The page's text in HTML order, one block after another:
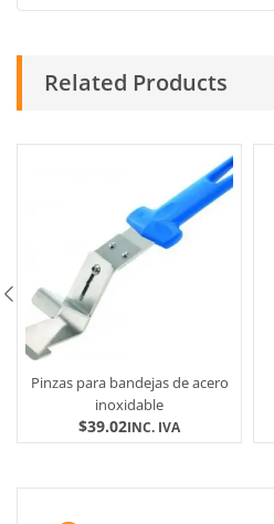
Related Products
Pinzas para bandejas de acero
inoxidable
$39.02INC. IVA